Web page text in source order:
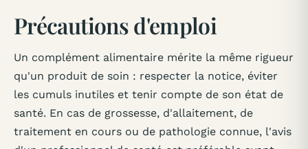
Précautions d'emploi
Un complément alimentaire mérite la même rigueur
qu'un produit de soin : respecter la notice, éviter
les cumuls inutiles et tenir compte de son état de
santé. En cas de grossesse, d'allaitement, de
traitement en cours ou de pathologie connue, l'avis